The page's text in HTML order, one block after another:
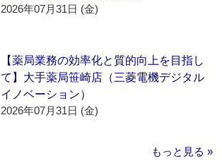
2026年07月31日 (金)
【薬局業務の効率化と質的向上を目指し
て】大手薬局笹崎店（三菱電機デジタル
イノベーション）
2026年07月31日 (金)
もっと見る »